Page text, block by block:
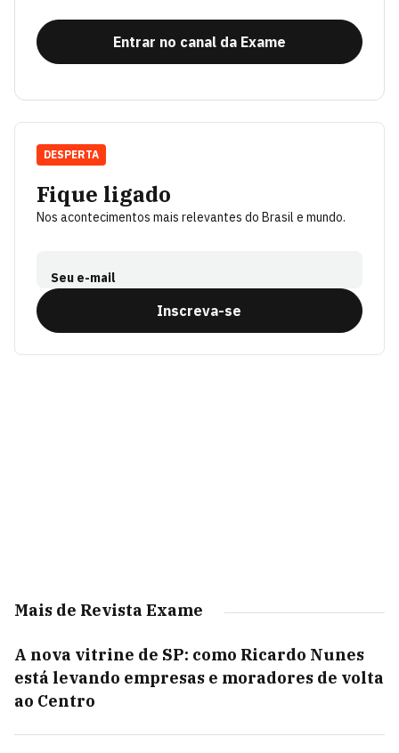
Entrar no canal da Exame
Fique ligado
Nos acontecimentos mais relevantes do Brasil e mundo.
Seu e-mail
Inscreva-se
DESPERTA
Mais de Revista Exame
A nova vitrine de SP: como Ricardo Nunes
está levando empresas e moradores de volta
ao Centro